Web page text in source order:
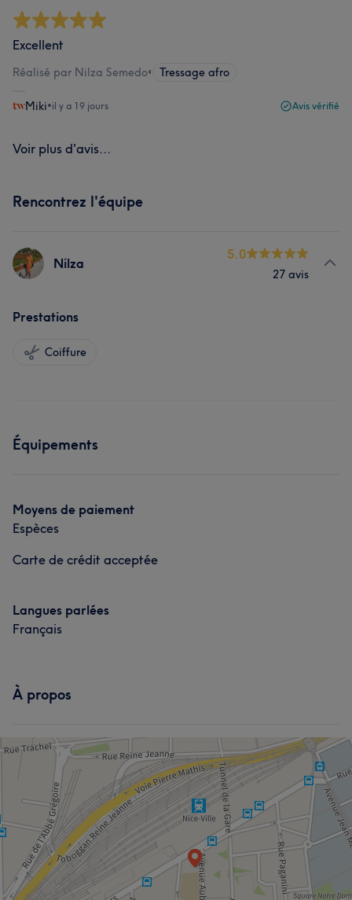
Excellent
Réalisé par Nilza Semedo• Tressage afro
Miki•il y a 19 jours Avis vérifié
Voir plus d'avis...
Rencontrez l'équipe
Nilza
5.0
27 avis
Prestations
Coiffure
Équipements
Moyens de paiement
Espèces
Carte de crédit acceptée
Langues parlées
Français
À propos